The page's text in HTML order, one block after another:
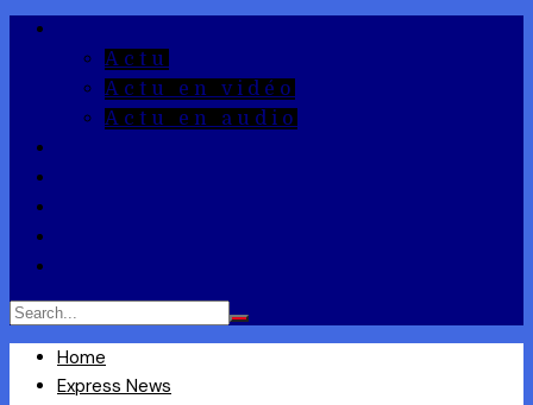
Actu
Actu en vidéo
Actu en audio
Home
Express News